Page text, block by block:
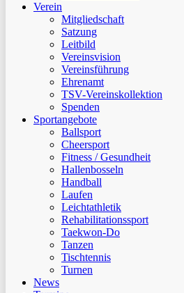
Verein
Mitgliedschaft
Satzung
Leitbild
Vereinsvision
Vereinsführung
Ehrenamt
TSV-Vereinskollektion
Spenden
Sportangebote
Ballsport
Cheersport
Fitness / Gesundheit
Hallenbosseln
Handball
Laufen
Leichtathletik
Rehabilitationssport
Taekwon-Do
Tanzen
Tischtennis
Turnen
News